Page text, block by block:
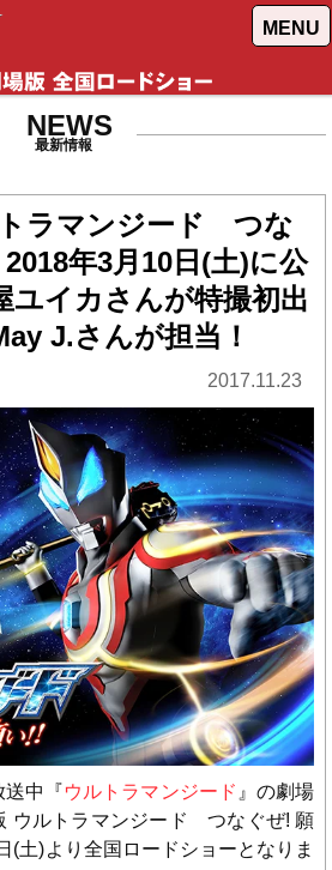
MENU
NEWS
最新情報
トラマンジード つな
年3月10日(土)に公
ユイカさんが特撮初出
J.さんが担当！
2017.11.23
送中『ウルトラマンジード 』の劇場
ウルトラマンジード つなぐぜ! 願
(土)より全国ロードショーとなりま